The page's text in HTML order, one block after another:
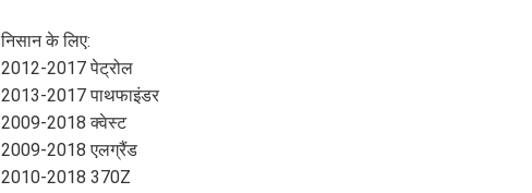
निसान के लिए:
2012-2017 पेट्रोल
2013-2017 पाथफाइंडर
2009-2018 क्वेस्ट
2009-2018 एलग्रैंड
2010-2018 370Z